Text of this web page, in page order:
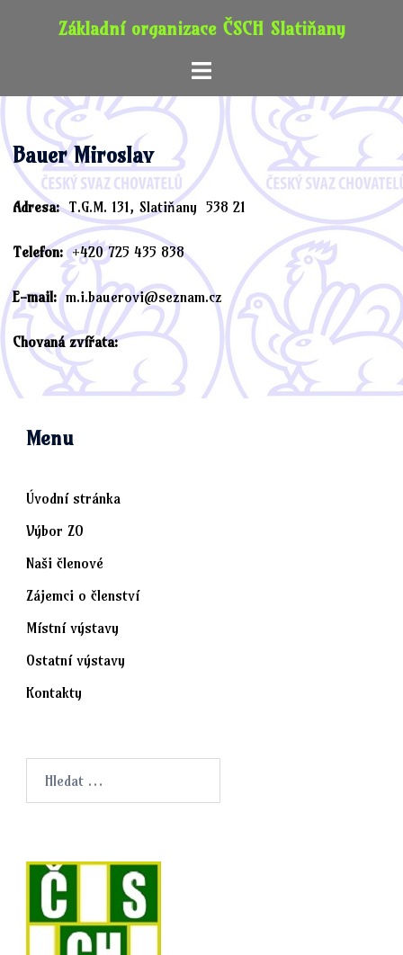
Základní organizace ČSCH Slatiňany
Toggle
Bauer Miroslav
Adresa:T.G.M. 131, Slatiňany 538 21
Telefon:+420 725 435 838
E-mail:m.i.bauerovi@seznam.cz
Chovaná zvířata:
Menu
Úvodní stránka
Výbor ZO
Naši členové
Zájemci o členství
Místní výstavy
Ostatní výstavy
Kontakty